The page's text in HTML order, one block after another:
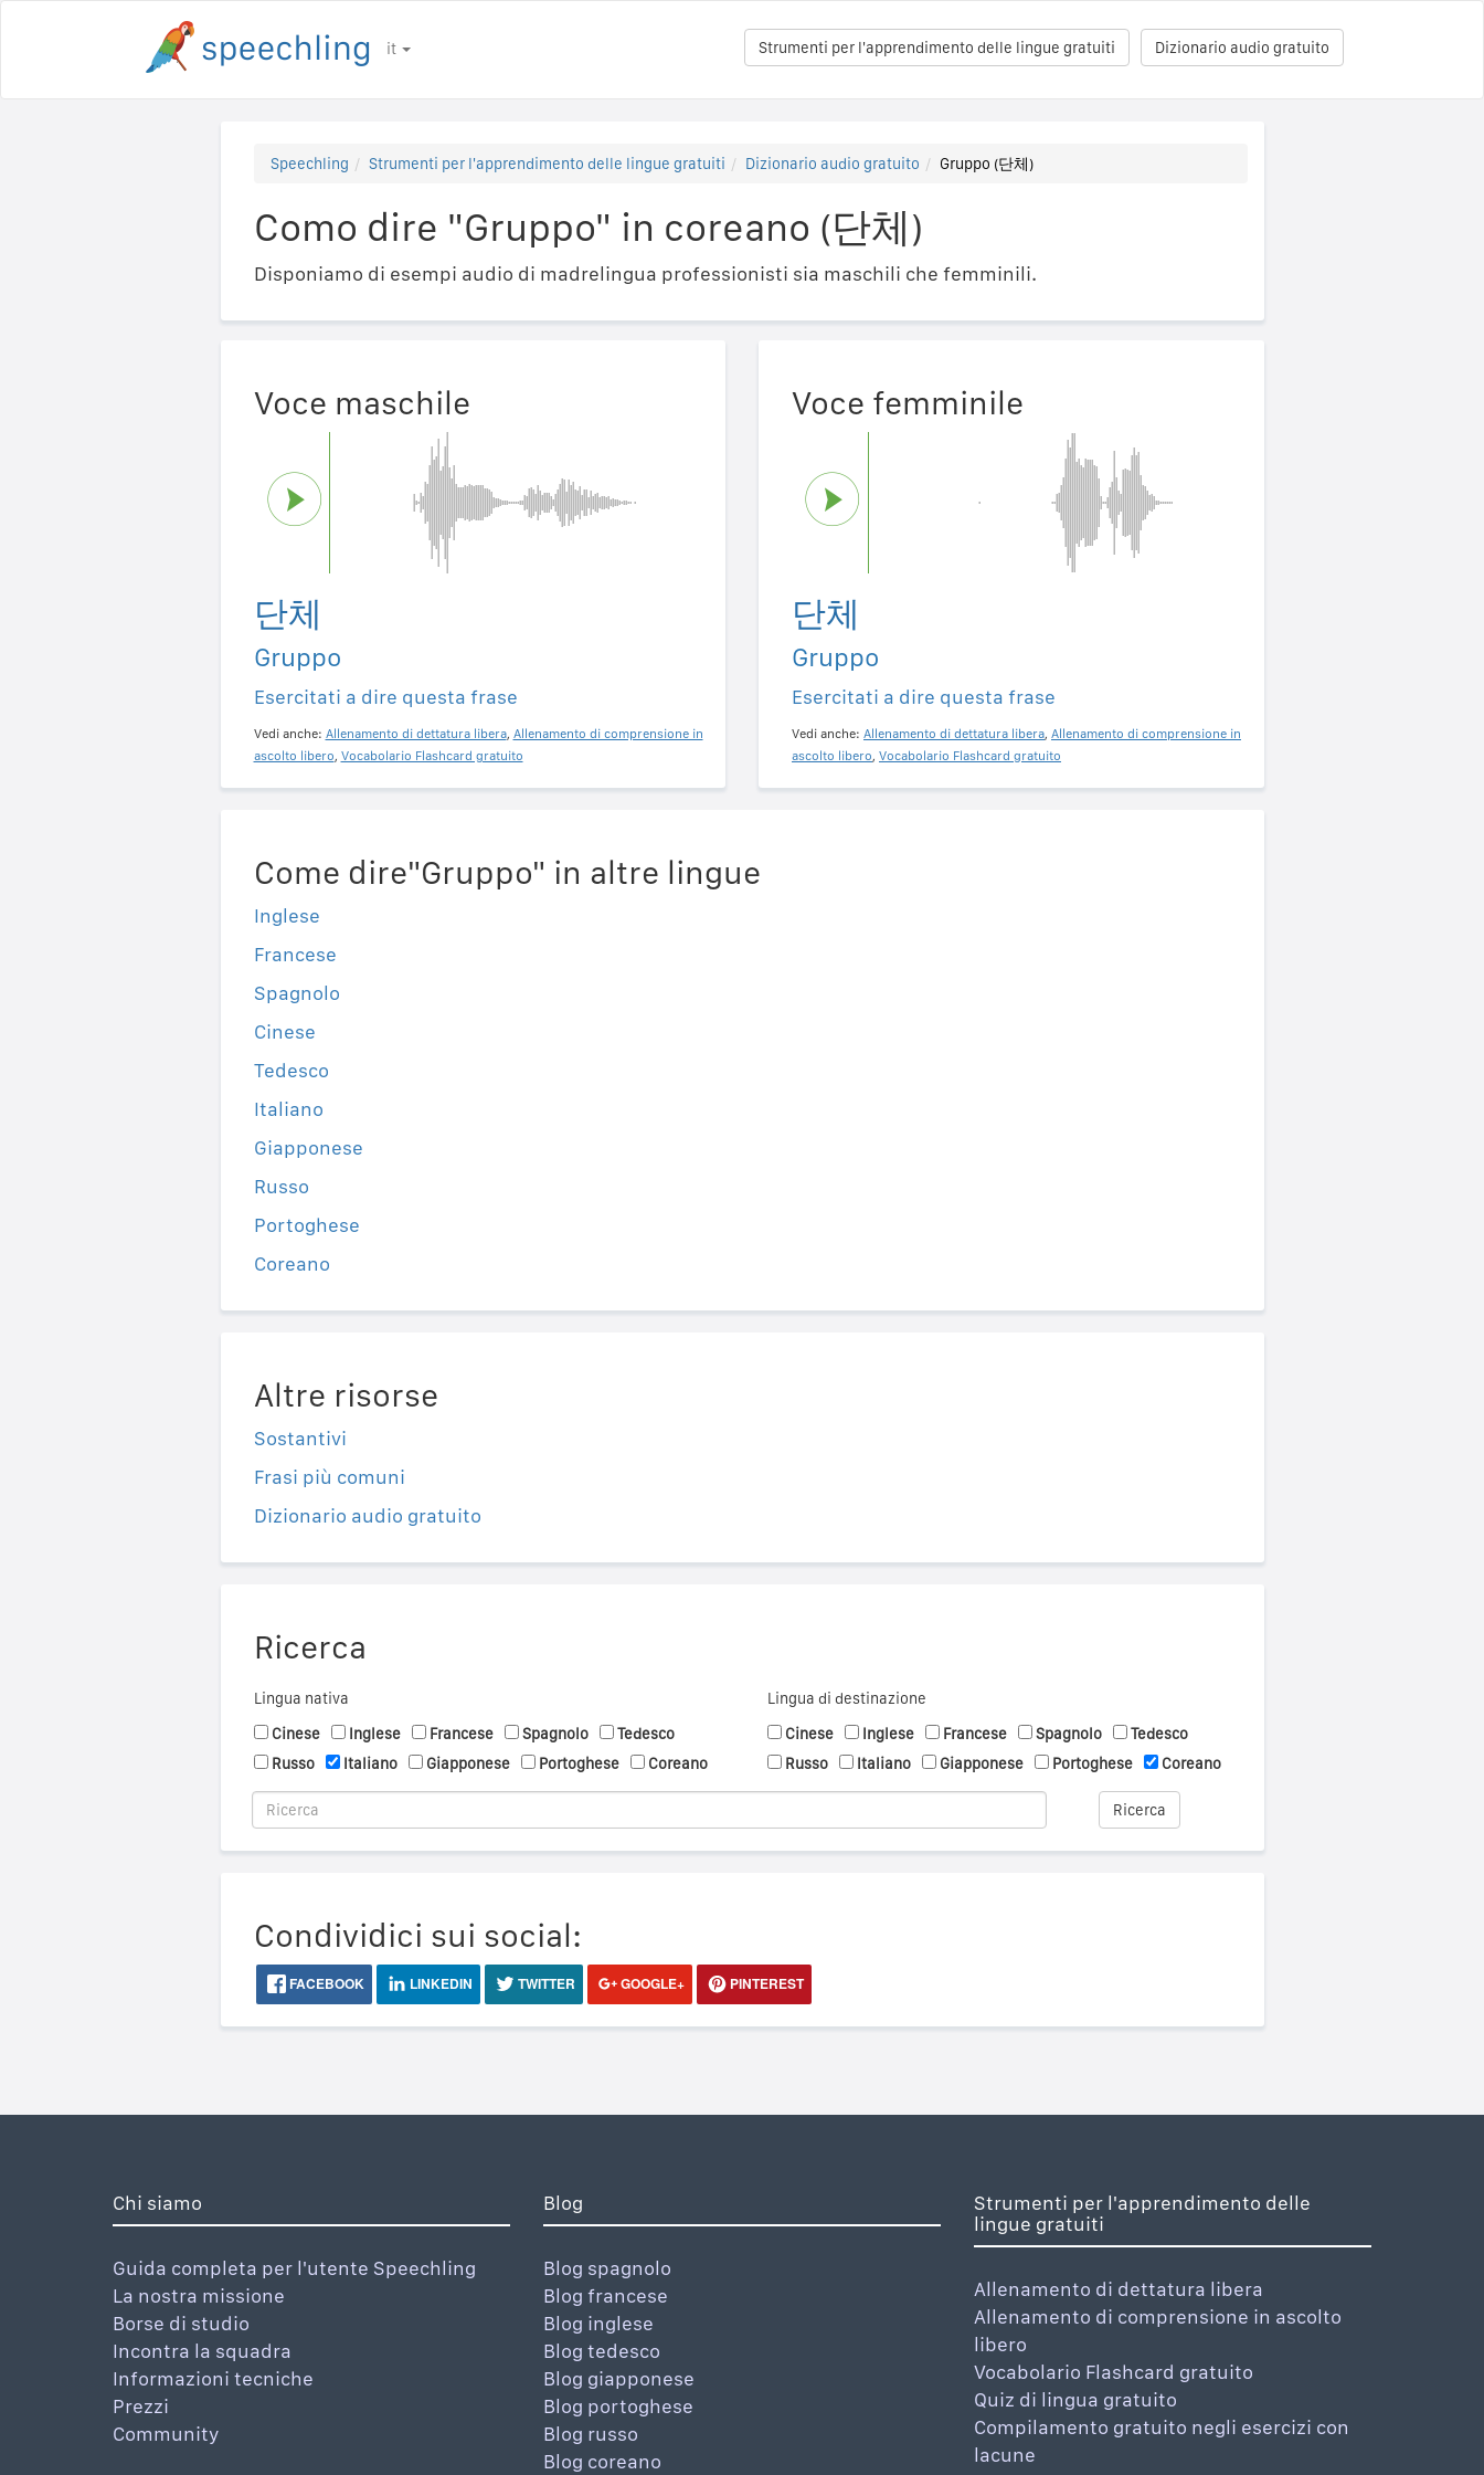
it Dizionario audio gratuito
Strumenti per l'apprendimento delle lingue gratuiti
Speechling Strumenti per l'apprendimento delle lingue gratuiti Dizionario audio gratuito Gruppo (단체)
Como dire "Gruppo" in coreano (단체)
Disponiamo di esempi audio di madrelingua professionisti sia maschili che femminili.
Voce maschile
단체
Gruppo
Esercitati a dire questa frase
Vedi anche: Allenamento di dettatura libera, Allenamento di comprensione in
ascolto libero, Vocabolario Flashcard gratuito
Voce femminile
단체
Gruppo
Esercitati a dire questa frase
Vedi anche: Allenamento di dettatura libera, Allenamento di comprensione in
ascolto libero, Vocabolario Flashcard gratuito
Come dire"Gruppo" in altre lingue
Inglese
Francese
Spagnolo
Cinese
Tedesco
Italiano
Giapponese
Russo
Portoghese
Coreano
Altre risorse
Sostantivi
Frasi più comuni
Dizionario audio gratuito
Ricerca
Lingua nativa
Cinese
Inglese Francese Spagnolo
Tedesco
Russo
Italiano Giapponese Portoghese Coreano
Lingua di destinazione
Cinese
Inglese Francese Spagnolo
Tedesco
Russo
Italiano Giapponese Portoghese Coreano
Ricerca
Condividici sui social:
FACEBOOK LINKEDIN TWITTER GOOGLE+ PINTEREST
Chi siamo
Guida completa per l'utente Speechling
La nostra missione
Borse di studio
Incontra la squadra
Informazioni tecniche
Prezzi
Community
Blog
Blog spagnolo
Blog francese
Blog inglese
Blog tedesco
Blog giapponese
Blog portoghese
Blog russo
Blog coreano
Strumenti per l'apprendimento delle
lingue gratuiti
Allenamento di dettatura libera
Allenamento di comprensione in ascolto
libero
Vocabolario Flashcard gratuito
Quiz di lingua gratuito
Compilamento gratuito negli esercizi con
lacune